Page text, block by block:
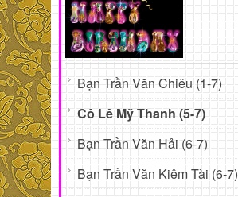
Bạn Trần Văn Chiêu (1-7)
Cô Lê Mỹ Thanh (5-7)
Bạn Trần Văn Hải (6-7)
Bạn Trần Văn Kiêm Tài (6-7)